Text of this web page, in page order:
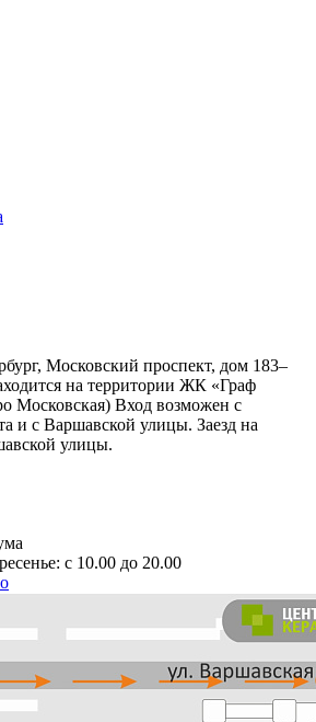
Московский проспект, дом 183–
на территории ЖК «Граф
Московская) Вход возможен с
и с Варшавской улицы. Заезд на
улицы.
с 10.00 до 20.00